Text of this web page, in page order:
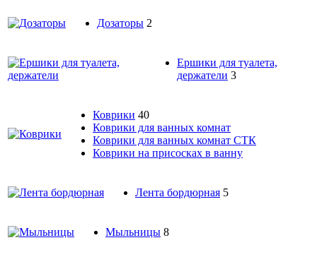
Дозаторы 2
Ершики для туалета,
держатели 3
Коврики 40
Коврики для ванных комнат
Коврики для ванных комнат СТК
Коврики на присосках в ванну
Лента бордюрная 5
Мыльницы 8